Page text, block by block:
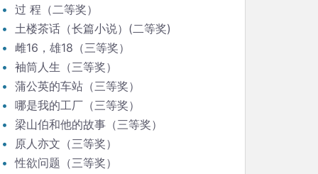
过 程（二等奖）
土楼茶话（长篇小说）(二等奖)
雌16，雄18（三等奖）
袖筒人生（三等奖）
蒲公英的车站（三等奖）
哪是我的工厂（三等奖）
梁山伯和他的故事（三等奖）
原人亦文（三等奖）
性欲问题（三等奖）